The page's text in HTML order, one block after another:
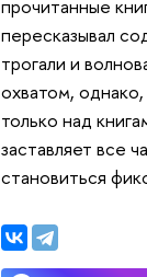
прочитанные
пересказывал
трогали и
охватом,
только над
заставляет все
становиться